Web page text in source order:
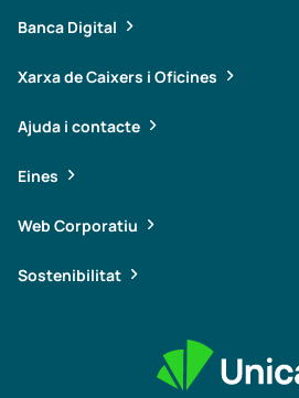
Banca Digital
Xarxa de Caixers i Oficines
Ajuda i contacte
Eines
Web Corporatiu
Sostenibilitat